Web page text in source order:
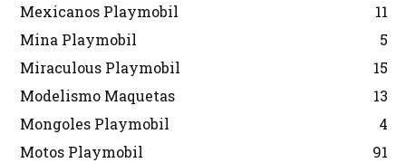
Mexicanos Playmobil
11
Mina Playmobil
5
Miraculous Playmobil
15
Modelismo Maquetas
13
Mongoles Playmobil
4
Motos Playmobil
91